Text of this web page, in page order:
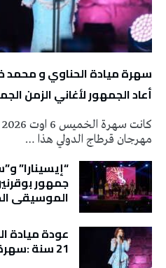
سهرة ميادة الحناوي و
أعاد الجمهور لأغاني الزمن
مهرجان قرطاج الدولي هذا …
“إيسينارا”
جمهور
الموسيقى
عودة ميادة
21 سنة :سهرة الحنين للزمن الجميل